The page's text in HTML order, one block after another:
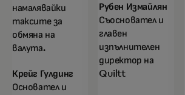
намалявайки
таксите за
обмяна на
валута.
Крейг Гулдинг
Основател и
Рубен Измайлян
Съосновател и
главен
изпълнителен
директор на
Quiltt